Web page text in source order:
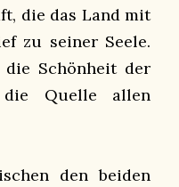
die das Land mit
zu seiner Seele.
Schönheit der
Quelle allen
den beiden